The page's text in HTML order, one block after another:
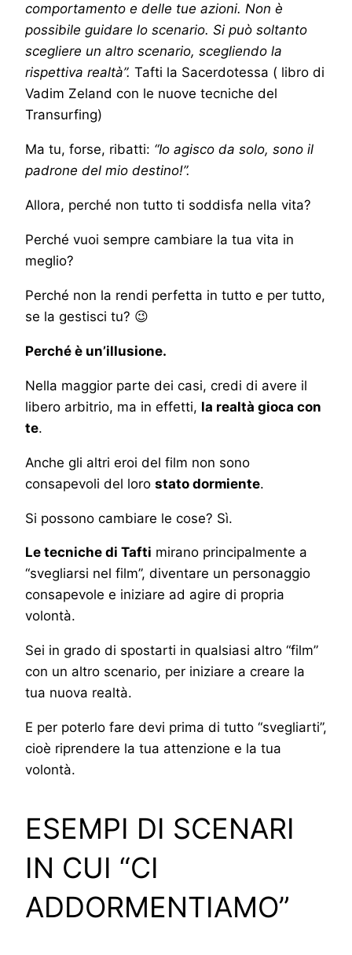
comportamento e delle tue azioni. Non è
possibile guidare lo scenario. Si può soltanto
scegliere un altro scenario, scegliendo la
rispettiva realtà”. Tafti la Sacerdotessa ( libro di
Vadim Zeland con le nuove tecniche del
Transurfing)
Ma tu, forse, ribatti: “Io agisco da solo, sono il
padrone del mio destino!”.
Allora, perché non tutto ti soddisfa nella vita?
Perché vuoi sempre cambiare la tua vita in
meglio?
Perché non la rendi perfetta in tutto e per tutto,
se la gestisci tu? 😉
Perché è un’illusione.
Nella maggior parte dei casi, credi di avere il
libero arbitrio, ma in effetti, la realtà gioca con
te.
Anche gli altri eroi del film non sono
consapevoli del loro stato dormiente.
Si possono cambiare le cose? Sì.
Le tecniche di Tafti mirano principalmente a
“svegliarsi nel film”, diventare un personaggio
consapevole e iniziare ad agire di propria
volontà.
Sei in grado di spostarti in qualsiasi altro “film”
con un altro scenario, per iniziare a creare la
tua nuova realtà.
E per poterlo fare devi prima di tutto “svegliarti”,
cioè riprendere la tua attenzione e la tua
volontà.
ESEMPI DI SCENARI
IN CUI “CI
ADDORMENTIAMO”